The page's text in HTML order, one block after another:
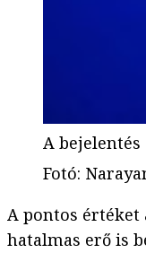
A bejelentés
Fotó:
A pontos
hatalmas erő is